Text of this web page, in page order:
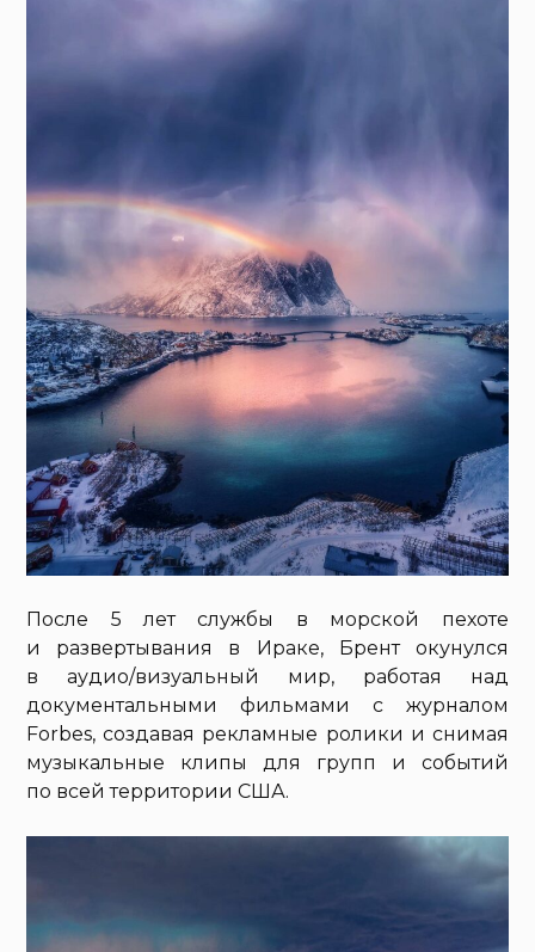
После 5 лет службы в морской пехоте
и развертывания в Ираке, Брент окунулся
в аудио/визуальный мир, работая над
документальными фильмами с журналом
Forbes, создавая рекламные ролики и снимая
музыкальные клипы для групп и событий
по всей территории США.